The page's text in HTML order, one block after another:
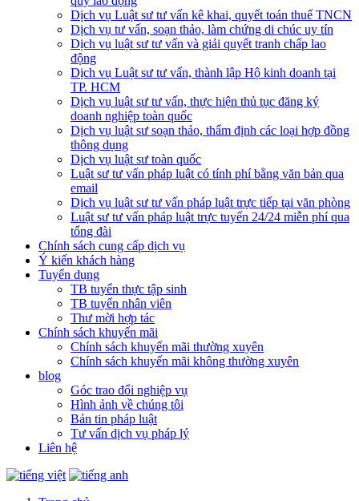
Dịch vụ Luật sư tư vấn kê khai, quyết toán thuế TNCN
Dịch vụ tư vấn, soạn thảo, làm chứng di chúc uy tín
Dịch vụ luật sư tư vấn và giải quyết tranh chấp lao
động
Dịch vụ Luật sư tư vấn, thành lập Hộ kinh doanh tại
TP. HCM
Dịch vụ luật sư tư vấn, thực hiện thủ tục đăng ký
doanh nghiệp toàn quốc
Dịch vụ luật sư soạn thảo, thẩm định các loại hợp đồng
thông dụng
Dịch vụ luật sư toàn quốc
Luật sư tư vấn pháp luật có tính phí bằng văn bản qua
email
Dịch vụ luật sư tư vấn pháp luật trực tiếp tại văn phòng
Luật sư tư vấn pháp luật trực tuyến 24/24 miễn phí qua
tổng đài
Chính sách cung cấp dịch vụ
Ý kiến khách hàng
Tuyển dụng
TB tuyển thực tập sinh
TB tuyển nhân viên
Thư mời hợp tác
Chính sách khuyến mãi
Chính sách khuyến mãi thường xuyên
Chính sách khuyến mãi không thường xuyên
blog
Góc trao đổi nghiệp vụ
Hình ảnh về chúng tôi
Bản tin pháp luật
Tư vấn dịch vụ pháp lý
Liên hệ